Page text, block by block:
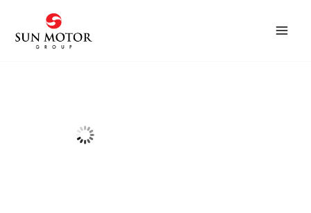
content
Sale!